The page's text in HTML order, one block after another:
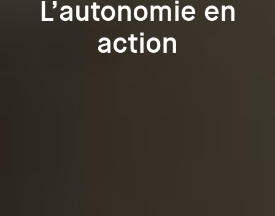
L’autonomie en
action